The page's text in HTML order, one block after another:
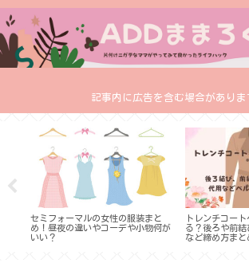
記事内に広告を含む場合がありま
セミフォーマルの女性の服装まと
め！昼夜の違いやコーデや小物何が
いい？
トレンチコー
る？後ろや前
など締め方まと